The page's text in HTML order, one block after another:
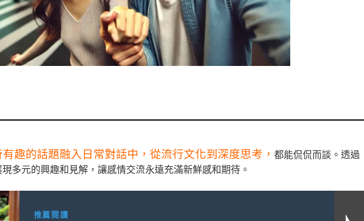
趣的話題融入日常對話中，從流行文化到深度思考， 都能侃侃而談。透過
多元的興趣和見解，讓感情交流永遠充滿新鮮感和期待。
推薦閱讀